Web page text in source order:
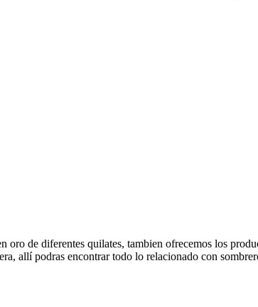
de diferentes quilates, tambien ofrecemos los
allí podras encontrar todo lo relacionado con